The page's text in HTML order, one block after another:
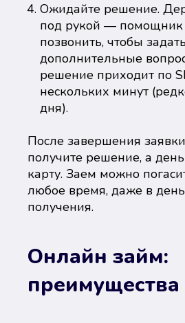
Ожидайте решение.
под рукой —
позвонить, чтобы задать
дополнительные
решение приходит по
нескольких минут
дня).
После завершения
получите решение, а
карту. Заем можно
любое время, даже в
получения.
Онлайн займ:
преимущества